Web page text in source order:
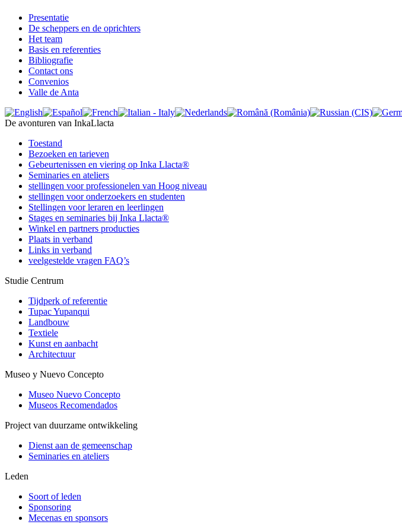
Presentatie
De scheppers en de oprichters
Het team
Basis en referenties
Bibliografie
Contact ons
Convenios
Valle de Anta
De avonturen van InkaLlacta
Toestand
Bezoeken en tarieven
Gebeurtenissen en viering op Inka Llacta®
Seminaries en ateliers
stellingen voor professionelen van Hoog niveau
stellingen voor onderzoekers en studenten
Stellingen voor leraren en leerlingen
Stages en seminaries bij Inka Llacta®
Winkel en partners producties
Plaats in verband
Links in verband
veelgestelde vragen FAQ’s
Studie Centrum
Tijdperk of referentie
Tupac Yupanqui
Landbouw
Textiele
Kunst en aanbacht
Architectuur
Museo y Nuevo Concepto
Museo Nuevo Concepto
Museos Recomendados
Project van duurzame ontwikkeling
Dienst aan de gemeenschap
Seminaries en ateliers
Leden
Soort of leden
Sponsoring
Mecenas en sponsors